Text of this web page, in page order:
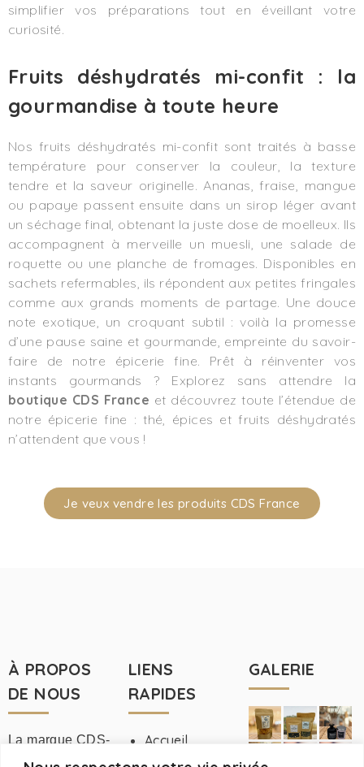
simplifier vos préparations tout en éveillant votre
curiosité.
Fruits déshydratés mi-confit : la
gourmandise à toute heure
Nos fruits déshydratés mi-confit sont traités à basse
température pour conserver la couleur, la texture
tendre et la saveur originelle. Ananas, fraise, mangue
ou papaye passent ensuite dans un sirop léger avant
un séchage final, obtenant la juste dose de moelleux. Ils
accompagnent à merveille un muesli, une salade de
roquette ou une planche de fromages. Disponibles en
sachets refermables, ils répondent aux petites fringales
comme aux grands moments de partage. Une douce
note exotique, un croquant subtil : voilà la promesse
d’une pause saine et gourmande, empreinte du savoir-
faire de notre épicerie fine. Prêt à réinventer vos
instants gourmands ? Explorez sans attendre la
boutique CDS France et découvrez toute l’étendue de
notre épicerie fine : thé, épices et fruits déshydratés
n’attendent que vous !
Je veux vendre les produits CDS France
À PROPOS
DE NOUS
La marque CDS-
France
LIENS
RAPIDES
Accueil
GALERIE